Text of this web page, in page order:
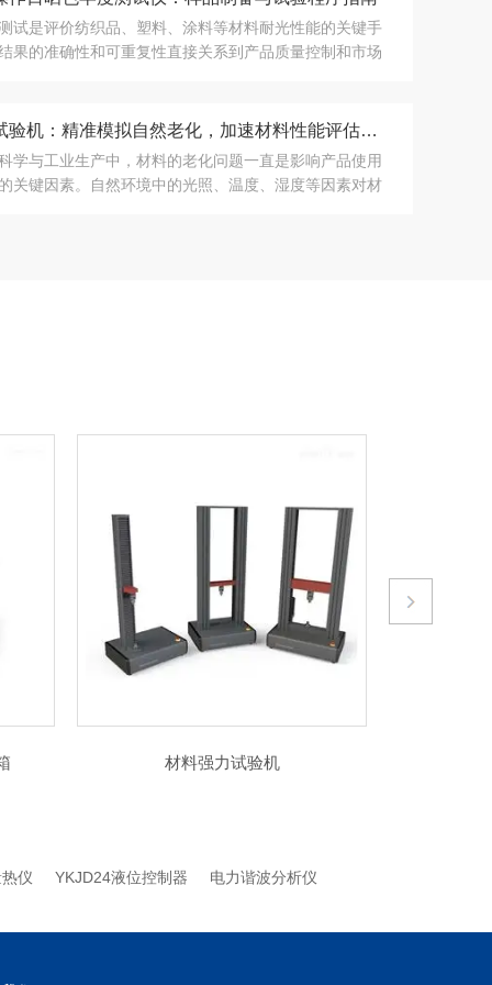
试是评价纺织品、塑料、涂料等材料耐光性能的关键手
果的准确性和可重复性直接关系到产品质量控制和市场
日晒老化试验机：精准模拟自然老化，加速材料性能评估与改进
学与工业生产中，材料的老化问题一直是影响产品使用
关键因素。自然环境中的光照、温度、湿度等因素对材
家用纺织品保暖性能测试仪
仪 YKJD24液位控制器 电力谐波分析仪